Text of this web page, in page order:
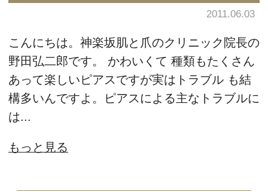
2011.06.03
こんにちは。神楽坂肌と爪のクリニック院長の
野田弘二郎です。 かわいくて 種類もたくさん
あって楽しいピアスですが実はトラブル も結
構多いんですよ。ピアスによる主なトラブルに
は...
もっと見る